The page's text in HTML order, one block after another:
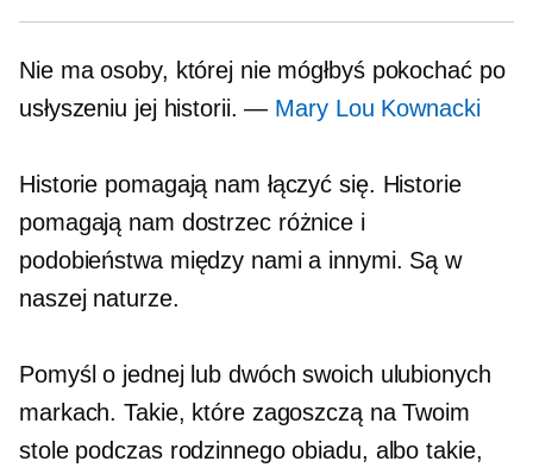
Nie ma osoby, której nie mógłbyś pokochać po
usłyszeniu jej historii. — Mary Lou Kownacki
Historie pomagają nam łączyć się. Historie
pomagają nam dostrzec różnice i
podobieństwa między nami a innymi. Są w
naszej naturze.
Pomyśl o jednej lub dwóch swoich ulubionych
markach. Takie, które zagoszczą na Twoim
stole podczas rodzinnego obiadu, albo takie,